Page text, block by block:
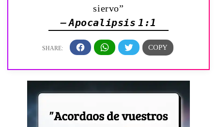
siervo”
— Apocalipsis 1:1